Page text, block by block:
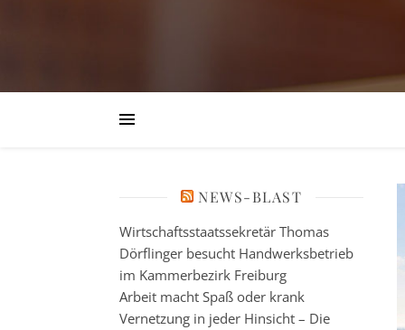
NEWS-BLAST
Wirtschaftsstaatssekretär Thomas
Dörflinger besucht Handwerksbetrieb
im Kammerbezirk Freiburg
Arbeit macht Spaß oder krank
Vernetzung in jeder Hinsicht – Die